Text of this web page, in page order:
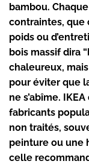
bambou.
contraintes, que
poids ou
bois massif dira
chaleureux,
pour éviter que
ne s’abîme.
fabricants
non traités,
peinture ou une
celle